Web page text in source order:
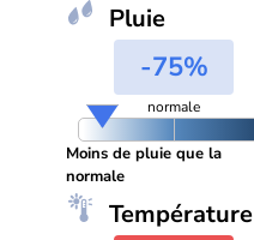
Pluie
-75%
normale
Moins de pluie que la
normale
Température